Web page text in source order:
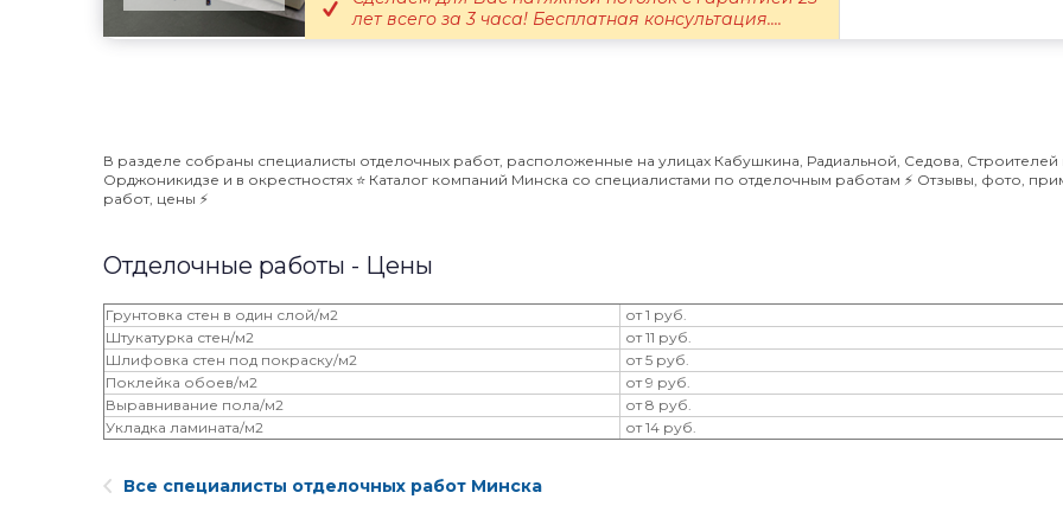
лет всего за 3 часа! Бесплатная консультация....
В разделе собраны специалисты отделочных работ, расположенные на улицах Кабушкина, Радиальной, Седова, Строителей
Орджоникидзе и в окрестностях ⭐️ Каталог компаний Минска со специалистами по отделочным работам ⚡️ Отзывы, фото,
работ, цены ⚡️
Отделочные работы - Цены
Грунтовка стен в один слой/м2
от 1 руб.
Штукатурка стен/м2
от 11 руб.
Шлифовка стен под покраску/м2
от 5 руб.
Поклейка обоев/м2
от 9 руб.
Выравнивание пола/м2
от 8 руб.
Укладка ламината/м2
от 14 руб.
Все специалисты отделочных работ Минска